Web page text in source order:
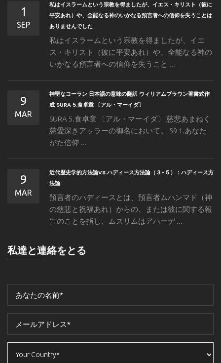
1
SEP
私はイスラームという宗教を得ましたが、イエス・キリスト（彼に
平安あれ）や、全能なる神のいかなる預言者への信仰を失うことは
ありませんでした
私はイスラームという宗教を得ましたが、イエ
ス・キリスト（彼に平安あれ）や、全能なる神の
いかなる預言者への信仰を失うこと ...
9
MAR
神聖なコーラン 日本語の意味の翻訳 ウィリアムブラウン著書式作
成 SURA 5.食卓章 〔アル・マーイダ〕
SURA 5.食卓章 〔アル・マーイダ〕 慈悲あまねく
慈愛深きアッラーの御名において。 59 1.あなた
がた信仰 ...
9
MAR
近代歴史学的方法論VS.ハディース方法論（３-５）：ハディース方
法論
預言者のハディースとは、預言者ムハンマド（神
の慈悲と祝福あれ）からの、または彼に関する報
告のことを指し、ムスリムはアハーデ ...
私達と連絡をとる